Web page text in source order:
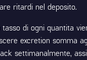
ritardi nel deposito.
di ogni quantita
excretion somma
settimanalmente,